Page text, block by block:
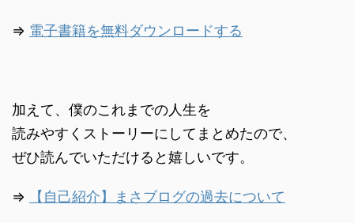
⇒ 電子書籍を無料ダウンロードする
加えて、僕のこれまでの人生を
読みやすくストーリーにしてまとめたので、
ぜひ読んでいただけると嬉しいです。
⇒ 【自己紹介】まさブログの過去について